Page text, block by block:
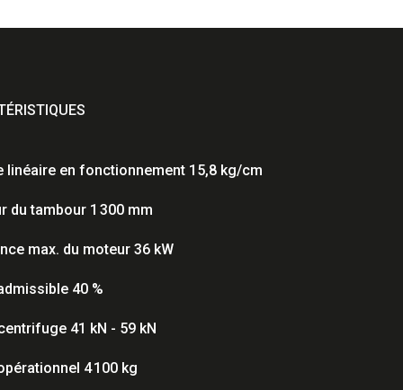
linéaire en fonctionnement 15,8 kg/cm
du tambour 1 300 mm
max. du moteur 36 kW
40 %
41 kN - 59 kN
4 100 kg